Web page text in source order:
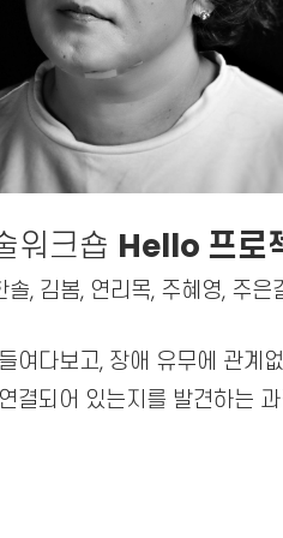
워크숍 Hello 프로
솔, 김봄, 연리목, 주혜영, 주은
여다보고, 장애 유무에 관계
결되어 있는지를 발견하는